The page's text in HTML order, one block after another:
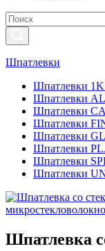
Шпатлевки
Шпатлевки
Шпатлевки
Шпатлевки
Шпатлевки
Шпатлевки
Шпатлевки
Шпатлевки
Шпатлевки
Шпатлевка